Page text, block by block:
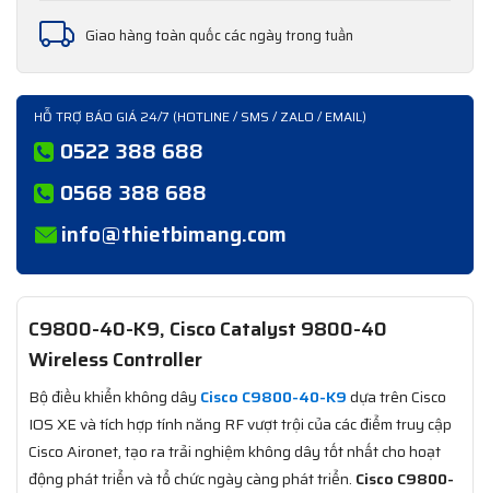
Giao hàng toàn quốc các ngày trong tuần
HỖ TRỢ BÁO GIÁ 24/7 (HOTLINE / SMS / ZALO / EMAIL)
0522 388 688
0568 388 688
info@thietbimang.com
C9800-40-K9, Cisco Catalyst 9800-40
Wireless Controller
Bộ điều khiển không dây Cisco C9800-40-K9dựa trên Cisco
IOS XE và tích hợp tính năng RF vượt trội của các điểm truy cập
Cisco Aironet, tạo ra trải nghiệm không dây tốt nhất cho hoạt
động phát triển và tổ chức ngày càng phát triển. Cisco C9800-